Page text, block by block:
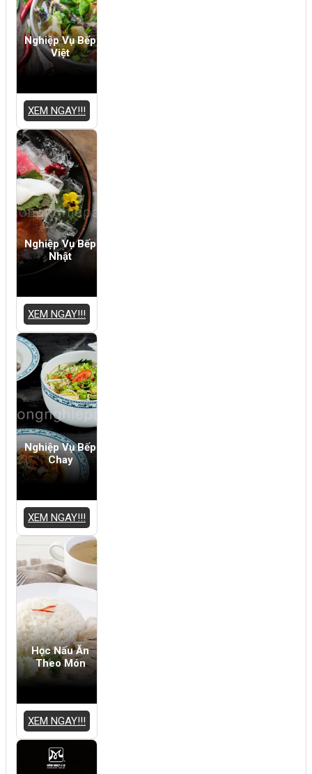
Nghiệp Vụ Bếp
Việt
XEM NGAY!!!
Nghiệp Vụ Bếp
Nhật
XEM NGAY!!!
Nghiệp Vụ Bếp
Chay
XEM NGAY!!!
Học Nấu Ăn
Theo Món
XEM NGAY!!!